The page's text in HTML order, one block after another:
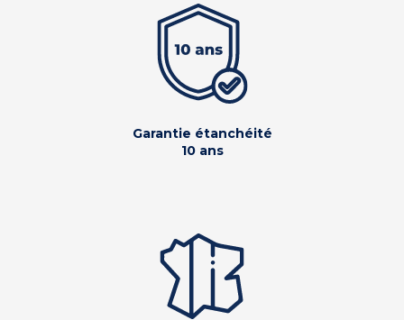
Garantie étanchéité
10 ans